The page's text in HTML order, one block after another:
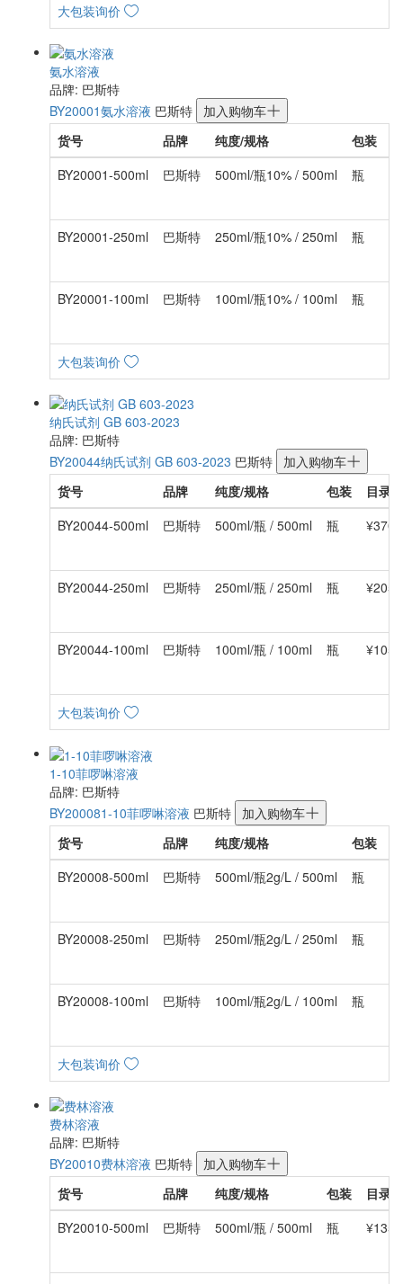
大包装询价
氨水溶液
品牌: 巴斯特
BY20001氨水溶液 巴斯特
加入购物车
货号
品牌 纯度/规格 包装
BY20001-500ml
巴斯特 500ml/瓶10% / 500ml 瓶
BY20001-250ml 巴斯特 250ml/瓶10% / 250ml 瓶
BY20001-100ml 巴斯特 100ml/瓶10% / 100ml 瓶
大包装询价
纳氏试剂 GB 603-2023
品牌: 巴斯特
BY20044纳氏试剂 GB 603-2023 巴斯特
加入购物车
货号
品牌 纯度/规格 包装
目录价
BY20044-500ml
巴斯特 500ml/瓶 / 500ml 瓶
BY20044-250ml 巴斯特 250ml/瓶 / 250ml 瓶
BY20044-100ml 巴斯特 100ml/瓶 / 100ml 瓶
大包装询价
1-10菲啰啉溶液
品牌: 巴斯特
BY200081-10菲啰啉溶液 巴斯特
加入购物车
货号
品牌 纯度/规格 包装
BY20008-500ml
巴斯特 500ml/瓶2g/L / 500ml 瓶
BY20008-250ml 巴斯特 250ml/瓶2g/L / 250ml 瓶
BY20008-100ml 巴斯特 100ml/瓶2g/L / 100ml 瓶
大包装询价
费林溶液
品牌: 巴斯特
BY20010费林溶液 巴斯特
加入购物车
货号
品牌 纯度/规格 包装
目录价
BY20010-500ml
巴斯特 500ml/瓶 / 500ml 瓶